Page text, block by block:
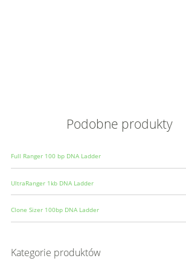
Podobne produkty
Full Ranger 100 bp DNA Ladder
UltraRanger 1kb DNA Ladder
Clone Sizer 100bp DNA Ladder
Kategorie produktów